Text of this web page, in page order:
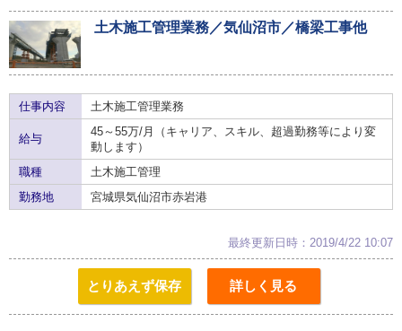
土木施工管理業務／気仙沼市／橋梁工事他
仕事内容 土木施工管理業務
給与
45～55万/月（キャリア、スキル、超過勤務等により変
動します）
職種
土木施工管理
勤務地
宮城県気仙沼市赤岩港
最終更新日時：2019/4/22 10:07
とりあえず保存 詳しく見る